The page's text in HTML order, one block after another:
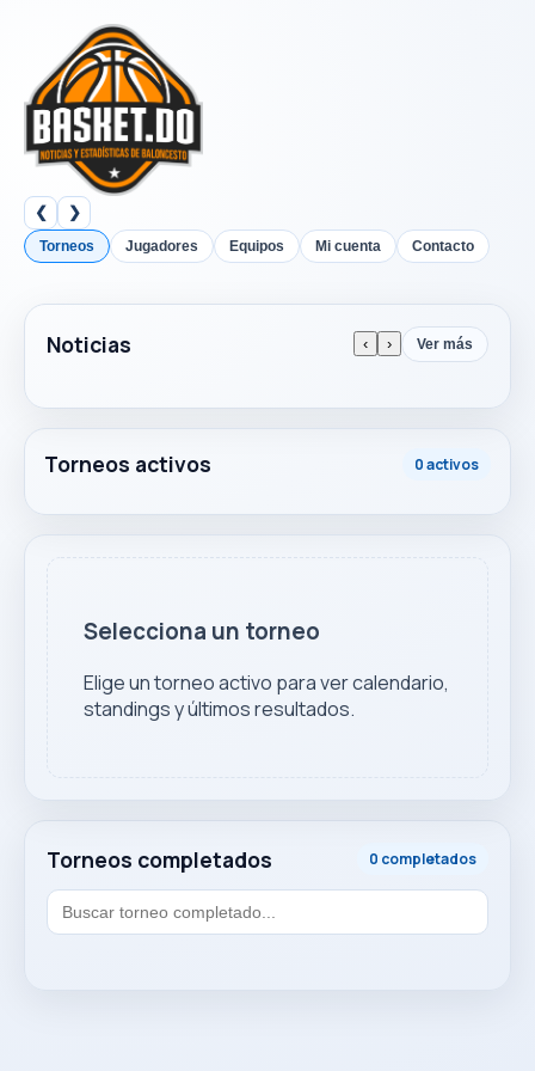
❮ ❯
Torneos Jugadores Equipos Mi cuenta Contacto
Noticias ‹ › Ver más
Torneos activos 0 activos
Torneos completados 0 completados
Selecciona un torneo
Elige un torneo activo para ver calendario,
standings y últimos resultados.